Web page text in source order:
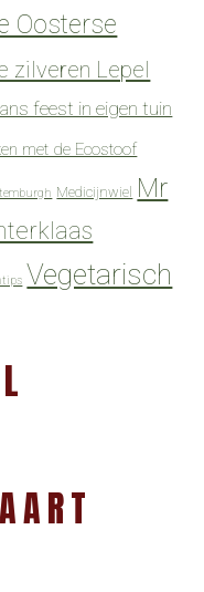
Oosterse
zilveren Lepel
feest in eigen tuin
met de Ecostoof
Medicijnwiel Mr
Vegetarisch